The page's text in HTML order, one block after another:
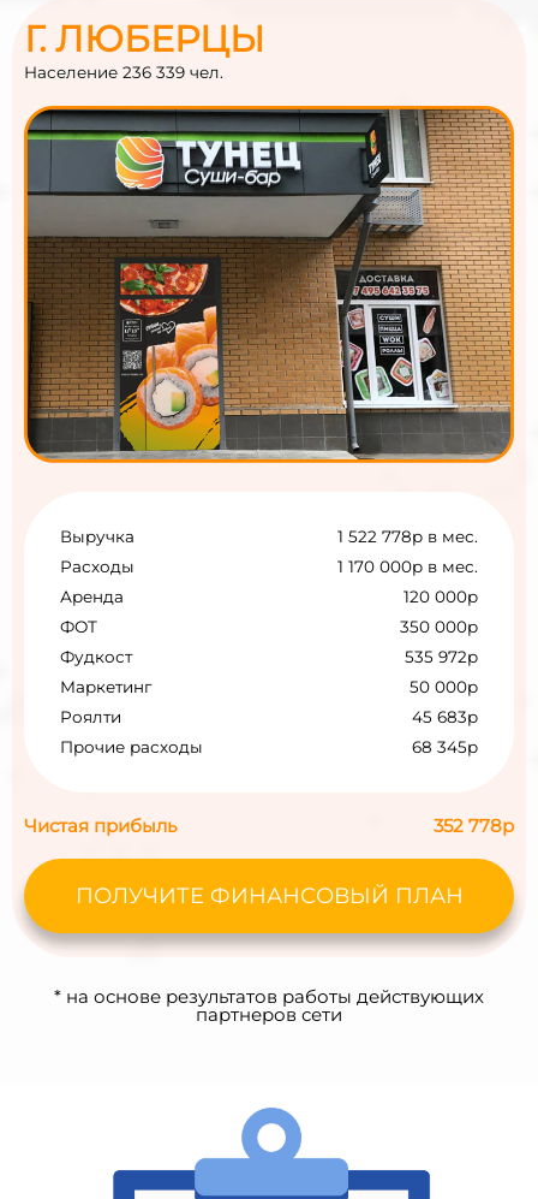
Г. ЛЮБЕРЦЫ
Население 236 339 чел.
Выручка
1 522 778р в мес.
Расходы
1 170 000р в мес.
Аренда
120 000р
ФОТ
350 000р
Фудкост
535 972р
Маркетинг
50 000р
Роялти
45 683р
Прочие расходы
68 345р
Чистая прибыль 352 778р
ПОЛУЧИТЕ ФИНАНСОВЫЙ ПЛАН
* на основе результатов работы действующих
партнеров сети